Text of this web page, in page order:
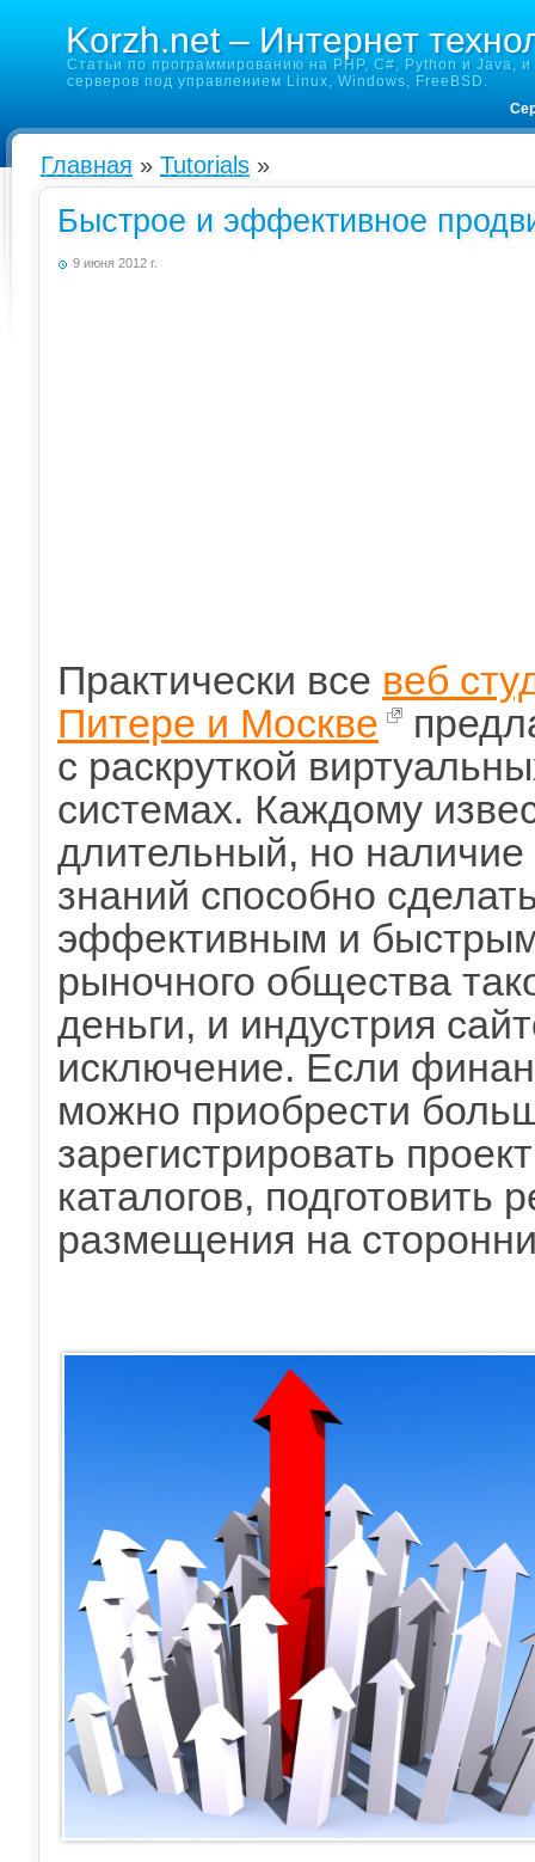
Korzh.net – Интернет
Статьи по программированию на PHP, C#, Python и Java,
серверов под управлением Linux, Windows, FreeBSD.
Главная » Tutorials »
Быстрое и эффективное
9 июня 2012 г.
Практически все веб
Питере и Москве
с раскруткой
системах. Каждому
длительный, но
знаний способно
эффективным и
рыночного общества
деньги, и индустрия
исключение. Если
можно приобрести
зарегистрировать
каталогов, подготовить
размещения на